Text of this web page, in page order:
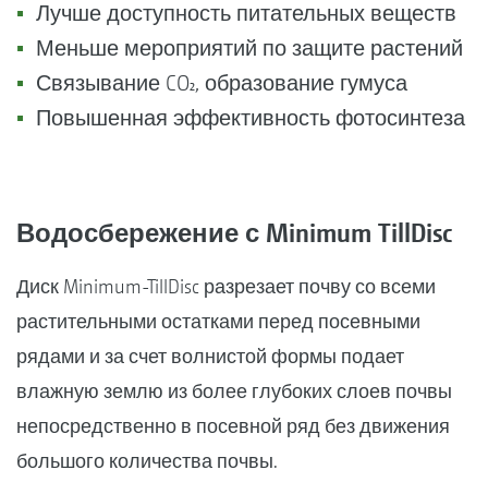
Лучше доступность питательных веществ
Меньше мероприятий по защите растений
Связывание CO₂, образование гумуса
Повышенная эффективность фотосинтеза
Водосбережение с Minimum TillDisc
Диск Minimum-TillDisc разрезает почву со всеми
растительными остатками перед посевными
рядами и за счет волнистой формы подает
влажную землю из более глубоких слоев почвы
непосредственно в посевной ряд без движения
большого количества почвы.